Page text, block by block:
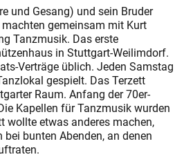
und Gesang) und sein Bruder
gemeinsam mit Kurt
Tanzmusik. Das erste
in Stuttgart-Weilimdorf.
Verträge üblich. Jeden Samstag
gespielt. Das Terzett
Raum. Anfang der 70er-
Kapellen für Tanzmusik wurden
wollte etwas anderes machen,
bunten Abenden, an denen